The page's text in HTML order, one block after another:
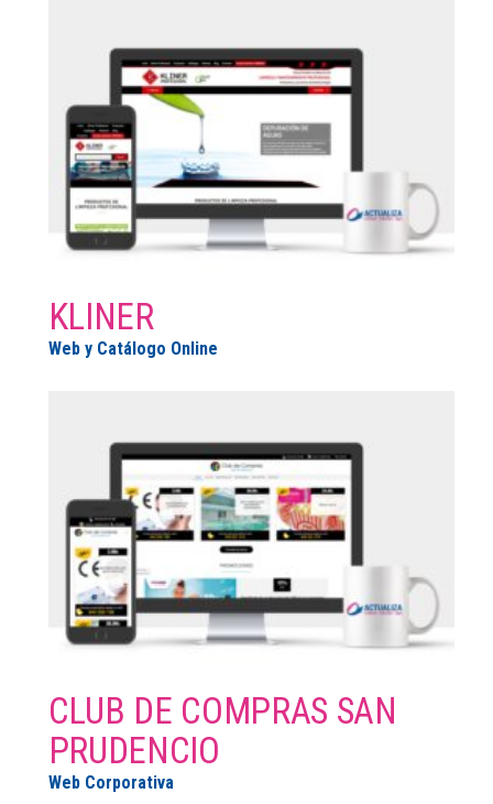
KLINER
Web y Catálogo Online
CLUB DE COMPRAS SAN
PRUDENCIO
Web Corporativa